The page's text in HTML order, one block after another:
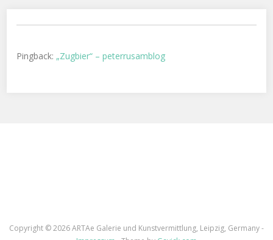
Pingback: „Zugbier“ – peterrusamblog
Copyright ©2026 ARTAe Galerie und Kunstvermittlung, Leipzig, Germany -